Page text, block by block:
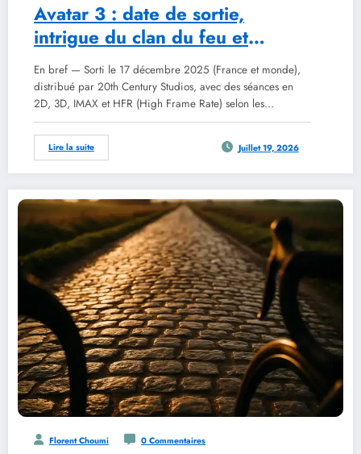
Avatar 3 : date de sortie,
intrigue du clan du feu et
réception critique en 2026
En bref — Sorti le 17 décembre 2025 (France et monde),
distribué par 20th Century Studios, avec des séances en
2D, 3D, IMAX et HFR (High Frame Rate) selon les…
Lire la suite Juillet 19, 2026
Florent Choumi 0 Commentaires